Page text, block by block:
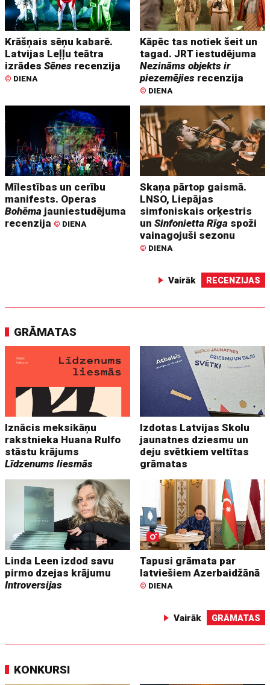
Krāšņais sēņu kabarē.
Latvijas Leļļu teātra
izrādesSēnes recenzija
© DIENA
Kāpēc tas notiek šeit un
tagad. JRT iestudējuma
Nezināms objekts ir
piezemējies recenzija
© DIENA
Mīlestības un cerību
manifests. Operas
Bohēma jauniestudējuma
recenzija © DIENA
Skaņa pārtop gaismā.
LNSO, Liepājas
simfoniskais orķestris
unSinfonietta Rīga spoži
vainagojuši sezonu
© DIENA
Vairāk RECENZIJAS
GRĀMATAS
Iznācis meksikāņu
rakstnieka Huana Rulfo
stāstu krājums
Līdzenums liesmās
Izdotas Latvijas Skolu
jaunatnes dziesmu un
deju svētkiem veltītas
grāmatas
Linda Leen izdod savu
pirmo dzejas krājumu
Introversijas
Tapusi grāmata par
latviešiem Azerbaidžānā
© DIENA
Vairāk GRĀMATAS
KONKURSI